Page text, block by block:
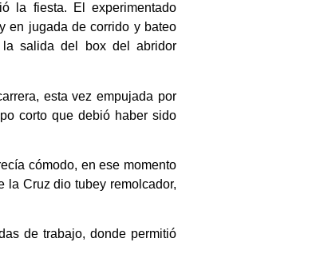
la fiesta. El experimentado
en jugada de corrido y bateo
salida del box del abridor
esta vez empujada por
corto que debió haber sido
cómodo, en ese momento
la Cruz dio tubey remolcador,
de trabajo, donde permitió